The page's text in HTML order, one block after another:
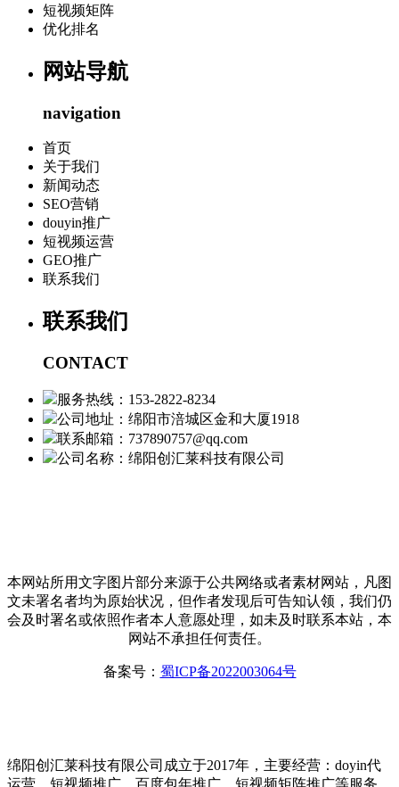
短视频矩阵
优化排名
网站导航
navigation
首页
关于我们
新闻动态
SEO营销
douyin推广
短视频运营
GEO推广
联系我们
联系我们
CONTACT
服务热线：153-2822-8234
公司地址：绵阳市涪城区金和大厦1918
联系邮箱：737890757@qq.com
公司名称：绵阳创汇莱科技有限公司
本网站所用文字图片部分来源于公共网络或者素材网站，凡图
文未署名者均为原始状况，但作者发现后可告知认领，我们仍
会及时署名或依照作者本人意愿处理，如未及时联系本站，本
网站不承担任何责任。
备案号： 蜀ICP备2022003064号
绵阳创汇莱科技有限公司成立于2017年，主要经营：doyin代
运营、短视频推广、百度包年推广、短视频矩阵推广等服务，